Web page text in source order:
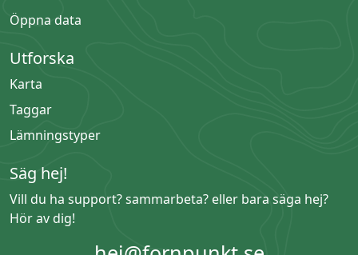
Öppna data
Utforska
Karta
Taggar
Lämningstyper
Säg hej!
Vill du ha support? sammarbeta? eller bara säga hej?
Hör av dig!